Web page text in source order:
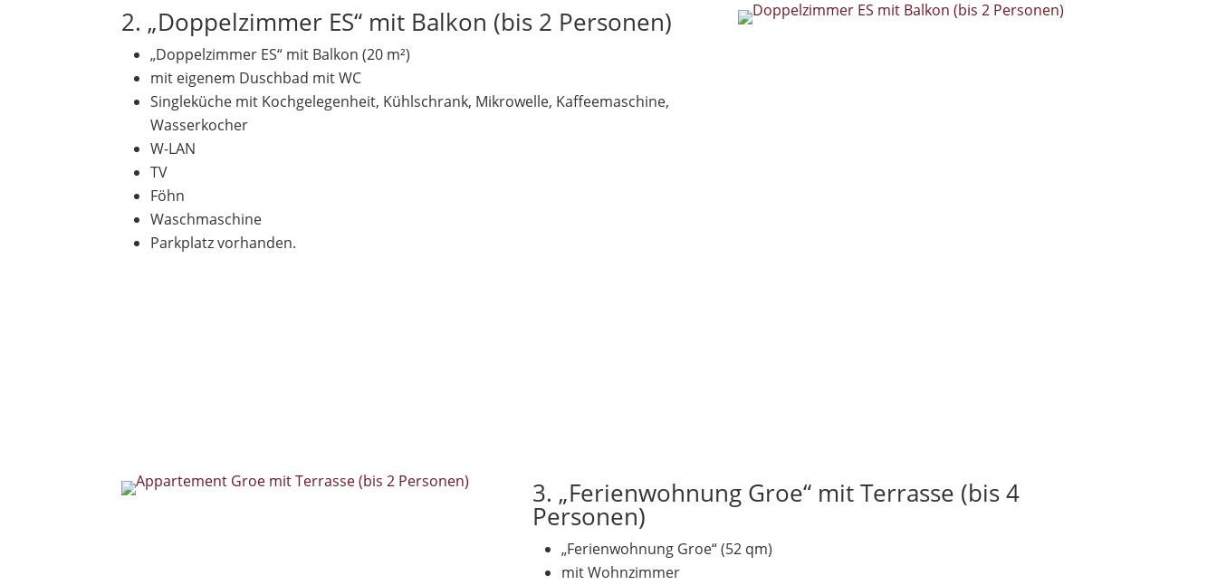
2. „Doppelzimmer ES“ mit Balkon (bis 2 Personen)
„Doppelzimmer ES“ mit Balkon (20 m²)
mit eigenem Duschbad mit WC
Singleküche mit Kochgelegenheit, Kühlschrank, Mikrowelle, Kaffeemaschine,
Wasserkocher
W-LAN
TV
Föhn
Waschmaschine
Parkplatz vorhanden.
3. „Ferienwohnung Groe“ mit Terrasse (bis 4
Personen)
„Ferienwohnung Groe“ (52 qm)
mit Wohnzimmer